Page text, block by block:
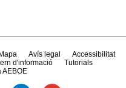
Avís legal
Accessibilitat
d'informació
Tutorials
AEBOE